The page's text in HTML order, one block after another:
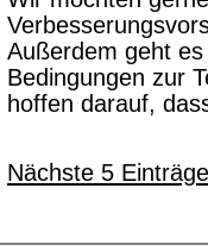
Außerdem geht
Bedingungen zur
hoffen darauf,
Nächste 5 Einträge